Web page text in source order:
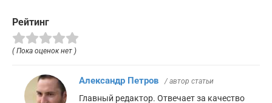
Рейтинг
( Пока оценок нет )
Александр Петров / автор статьи
Главный редактор. Отвечает за качество